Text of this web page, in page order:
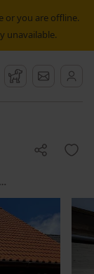
or you are offline.
unavailable.
Watchdog